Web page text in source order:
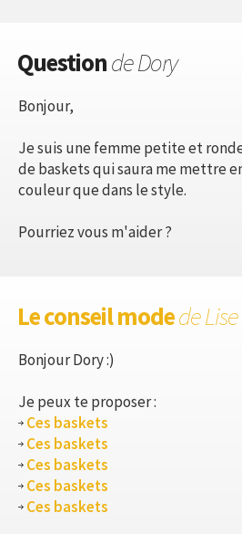
Questionde Dory
Bonjour,
Je suis une femme petite et
de baskets qui saura me mettre
couleur que dans le style.
Pourriez vous m'aider ?
Le conseil modede Lise
Bonjour Dory :)
Je peux te proposer :
Ces baskets
Ces baskets
Ces baskets
Ces baskets
Ces baskets